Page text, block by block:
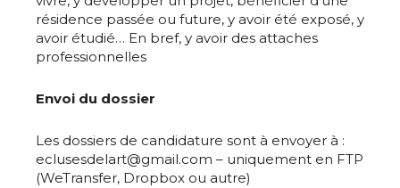
Adresse email*
résidence passée ou future, y avoir été exposé, y
avoir étudié… En bref, y avoir des attaches
professionnelles
Envoi du dossier
Les dossiers de candidature sont à envoyer à :
eclusesdelart@gmail.com – uniquement en FTP
(WeTransfer, Dropbox ou autre)